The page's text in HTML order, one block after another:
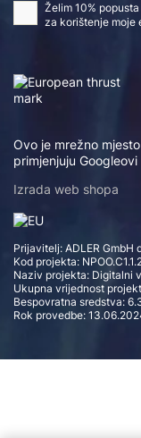
Ovo je mrežno
primjenjuju Googleovi
Izrada web shopa
Prijavitelj: ADLER GmbH
Kod projekta:
Naziv projekta: Digitalni
Ukupna vrijednost
Bespovratna sredstva:
Rok provedbe:
Želim 10%
za korištenje moje